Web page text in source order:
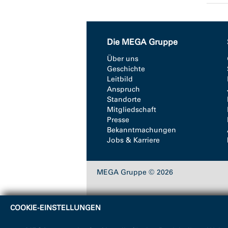
Die MEGA Gruppe
Über uns
Geschichte
Leitbild
Anspruch
Standorte
Mitgliedschaft
Presse
Bekanntmachungen
Jobs & Karriere
MEGA Gruppe © 2026
COOKIE-EINSTELLUNGEN